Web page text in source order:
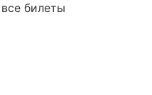
билеты